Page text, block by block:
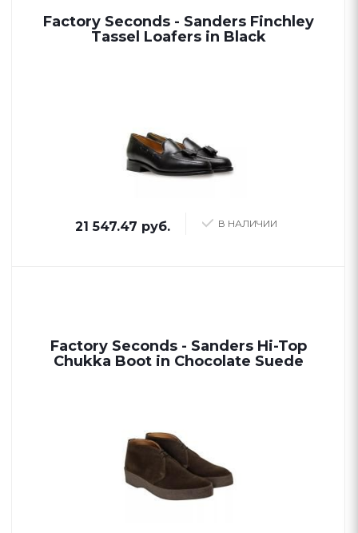
Factory Seconds - Sanders Finchley
Tassel Loafers in Black
В НАЛИЧИИ
21 547.47 руб.
Factory Seconds - Sanders Hi-Top
Chukka Boot in Chocolate Suede